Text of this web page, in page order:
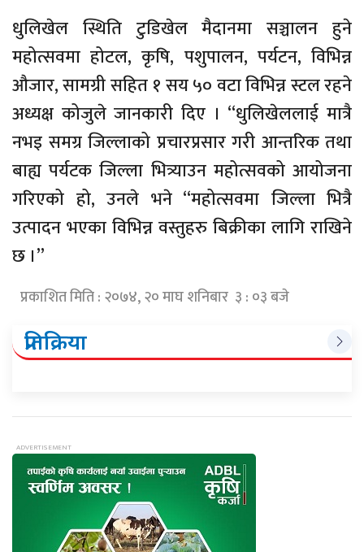
धुलिखेल स्थिति टुडिखेल मैदानमा सञ्चालन हुने
महोत्सवमा होटल, कृषि, पशुपालन, पर्यटन, विभिन्न
औजार, सामग्री सहित १ सय ५० वटा विभिन्न स्टल रहने
अध्यक्ष कोजुले जानकारी दिए । “धुलिखेललाई मात्रै
नभइ समग्र जिल्लाको प्रचारप्रसार गरी आन्तरिक तथा
बाह्य पर्यटक जिल्ला भित्र्याउन महोत्सवको आयोजना
गरिएको हो, उनले भने “महोत्सवमा जिल्ला भित्रै
उत्पादन भएका विभिन्न वस्तुहरु बिक्रीका लागि राखिने
छ ।”
प्रकाशित मिति : २०७४, २० माघ शनिबार ३ : ०३ बजे
प्रतिक्रिया